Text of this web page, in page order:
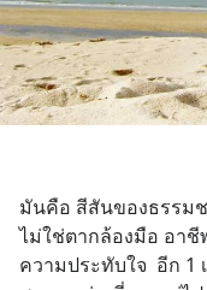
มันคือ สีสันของธรรม
ไม่ใช่ตากล้องมือ อา
ความประทับใจ  อีก 1